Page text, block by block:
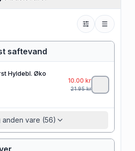
saftevand
Hyldebl. Øko
10.00 kr
21.95kr
vare (56)